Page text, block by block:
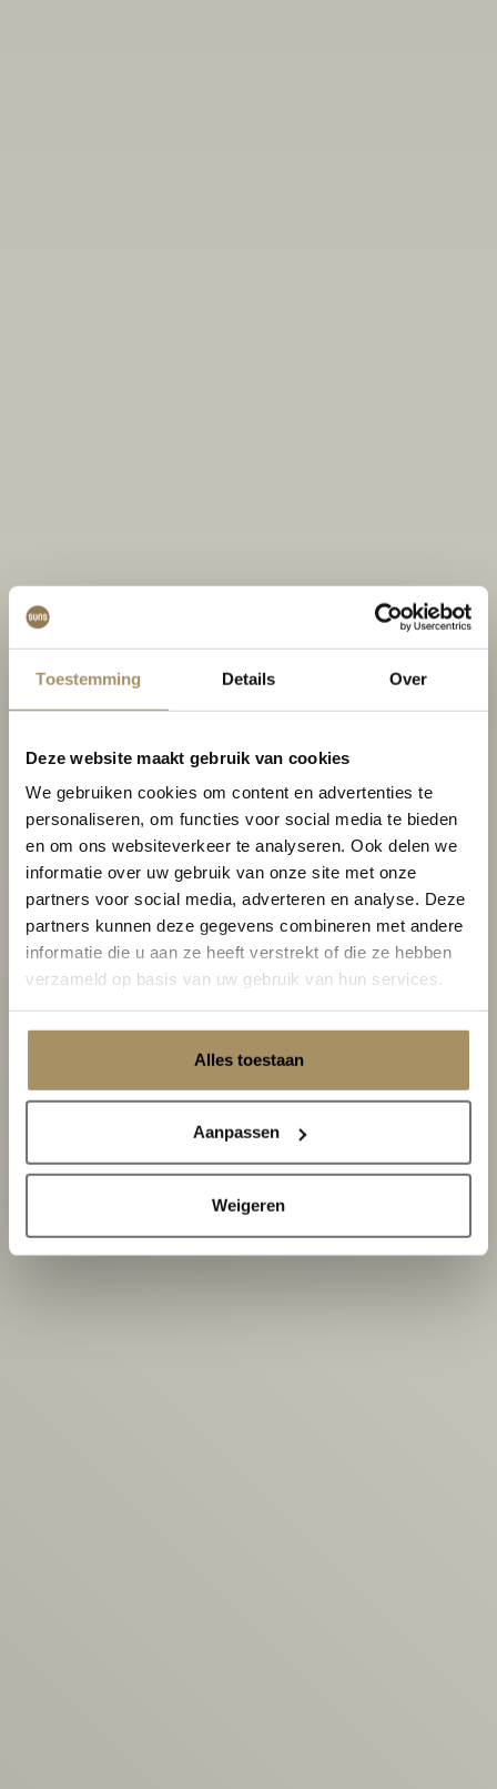
Toestemming Details Over
Deze website maakt gebruik van cookies
We gebruiken cookies om content en advertenties te
personaliseren, om functies voor social media te bieden
en om ons websiteverkeer te analyseren. Ook delen we
informatie over uw gebruik van onze site met onze
partners voor social media, adverteren en analyse. Deze
partners kunnen deze gegevens combineren met andere
informatie die u aan ze heeft verstrekt of die ze hebben
verzameld op basis van uw gebruik van hun services.
Alles toestaan
Aanpassen
Weigeren
Tables